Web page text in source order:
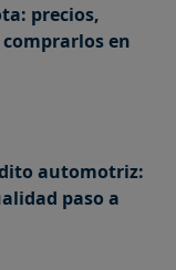
precios,
en
automotriz:
paso a